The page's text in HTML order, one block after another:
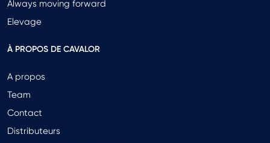
Always moving forward
Elevage
À PROPOS DE CAVALOR
A propos
Team
Contact
Distributeurs